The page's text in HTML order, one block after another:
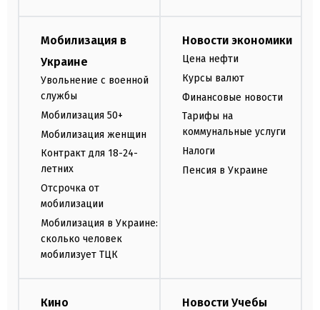
Мобилизация в
Украине
Увольнение с военной
службы
Мобилизация 50+
Мобилизация женщин
Контракт для 18-24-
летних
Отсрочка от
мобилизации
Мобилизация в Украине:
сколько человек
мобилизует ТЦК
Новости экономики
Цена нефти
Курсы валют
Финансовые новости
Тарифы на
коммунальные услуги
Налоги
Пенсия в Украине
Кино Новости Учебы